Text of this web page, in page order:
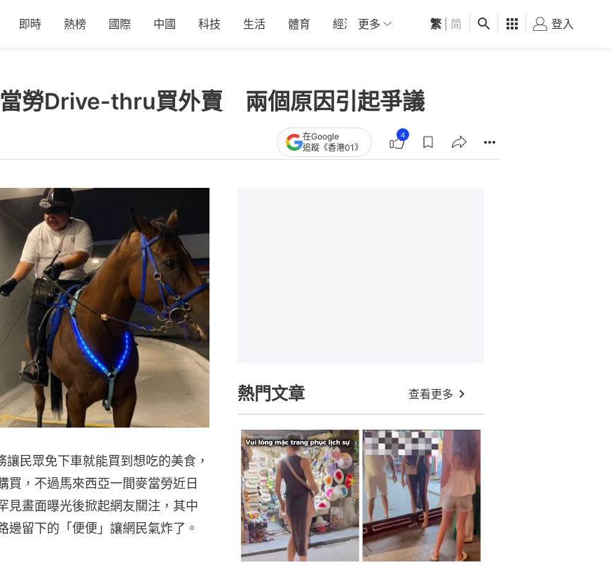
即時 熱榜 國際 中國 科技 生活 體育 經濟 01深圳 觀點 健康 好食玩飛
更多 繁 简 登入
勞Drive-thru買外賣 兩個原因引起爭議
在Google
追蹤《香港01》
4
民眾免下車就能買到想吃的美食，
買，不過馬來西亞一間麥當勞近日
見畫面曝光後掀起網友關注，其中
留下的「便便」讓網民氣炸了。
熱門文章 查看更多